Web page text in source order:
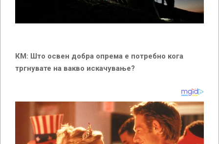
КМ: Што освен добра опрема е потребно кога
тргнувате на вакво искачување?